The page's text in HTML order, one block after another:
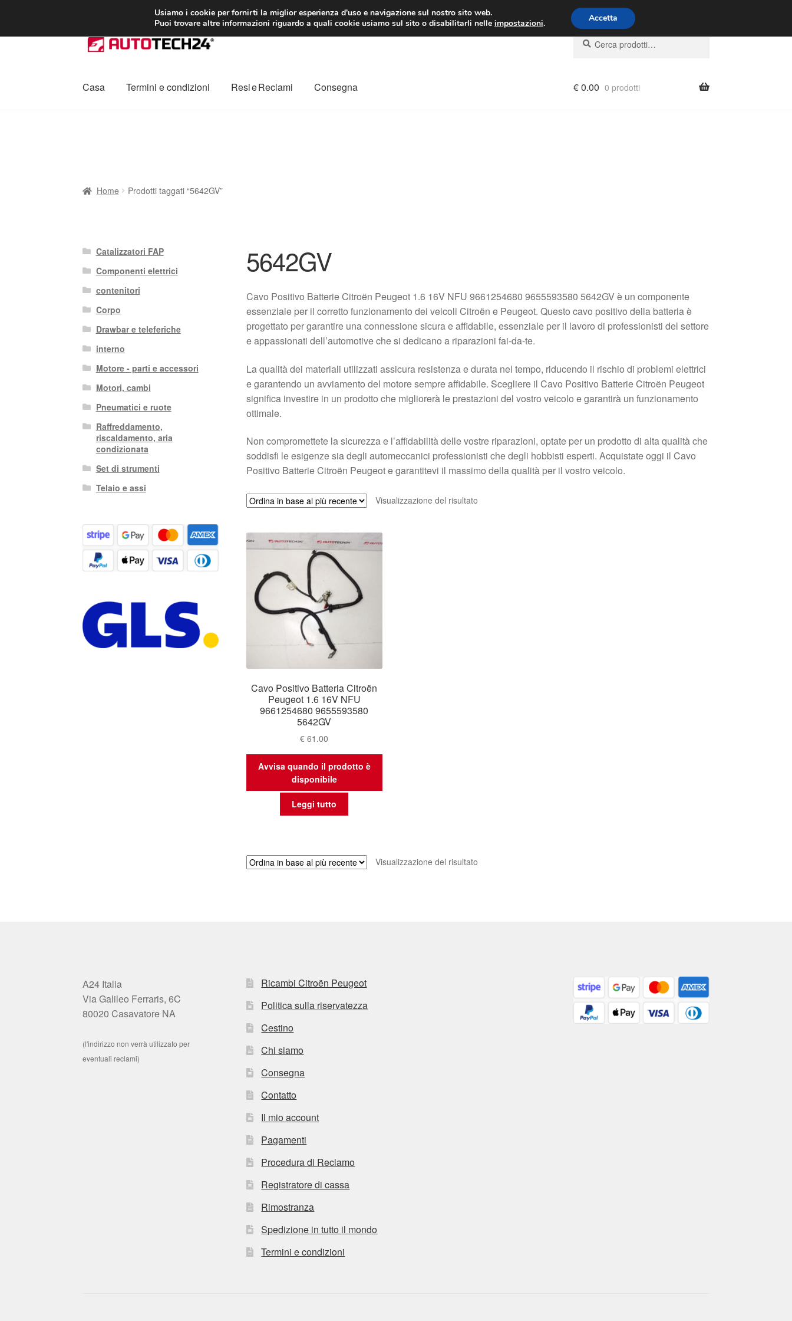
CONSEGNA da 7 EUR Lun-Ven 9:00 - 16:00 800 580 290
Vai
alla
Vai
al
Cerca:
Cerca
Casa Termini e condizioni Resi e Reclami Consegna €0.00 0 prodotti
Home Prodotti taggati “5642GV”
5642GV
Cavo Positivo Batterie Citroën Peugeot 1.6 16V NFU 9661254680 9655593580 5642GV è un componente
essenziale per il corretto funzionamento dei veicoli Citroën e Peugeot. Questo cavo positivo della batteria è
progettato per garantire una connessione sicura e affidabile, essenziale per il lavoro di professionisti del settore
e appassionati dell’automotive che si dedicano a riparazioni fai-da-te.
La qualità dei materiali utilizzati assicura resistenza e durata nel tempo, riducendo il rischio di problemi elettrici
e garantendo un avviamento del motore sempre affidabile. Scegliere il Cavo Positivo Batterie Citroën Peugeot
significa investire in un prodotto che migliorerà le prestazioni del vostro veicolo e garantirà un funzionamento
ottimale.
Non compromettete la sicurezza e l’affidabilità delle vostre riparazioni, optate per un prodotto di alta qualità che
soddisfi le esigenze sia degli automeccanici professionisti che degli hobbisti esperti. Acquistate oggi il Cavo
Positivo Batterie Citroën Peugeot e garantitevi il massimo della qualità per il vostro veicolo.
Visualizzazione del risultato
Cavo Positivo Batteria Citroën
Peugeot 1.6 16V NFU
9661254680 9655593580
5642GV
€ 61.00
Avvisa quando il prodotto è
disponibile
Leggi tutto
Visualizzazione del risultato
Catalizzatori FAP
Componenti elettrici
contenitori
Corpo
Drawbar e teleferiche
interno
Motore - parti e accessori
Motori, cambi
Pneumatici e ruote
Raffreddamento,
riscaldamento, aria
condizionata
Set di strumenti
Telaio e assi
A24 Italia
Via Galileo Ferraris, 6C
80020 Casavatore NA
(l'indirizzo non verrà utilizzato per
eventuali reclami)
Ricambi Citroën Peugeot
Politica sulla riservatezza
Cestino
Chi siamo
Consegna
Contatto
Il mio account
Pagamenti
Procedura di Reclamo
Registratore di cassa
Rimostranza
Spedizione in tutto il mondo
Termini e condizioni
Usiamo i cookie per fornirti la miglior esperienza d'uso e navigazione sul nostro sito web.
Puoi trovare altre informazioni riguardo a quali cookie usiamo sul sito o disabilitarli nelle impostazioni. Accetta